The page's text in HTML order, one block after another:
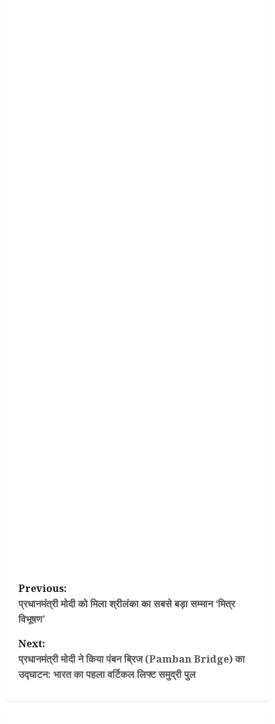
P
o
s
t
n
Previous:
प्रधानमंत्री मोदी को मिला श्रीलंका का सबसे बड़ा सम्मान ‘मित्र
विभूषण’
Next:
प्रधानमंत्री मोदी ने किया पंबन ब्रिज (Pamban Bridge) का
उद्घाटन: भारत का पहला वर्टिकल लिफ्ट समुद्री पुल